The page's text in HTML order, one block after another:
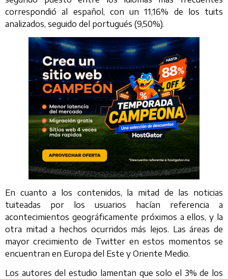
correspondió al español, con un 11,16% de los tuits
analizados, seguido del portugués (9,50%).
En cuanto a los contenidos, la mitad de las noticias
tuiteadas por los usuarios hacían referencia a
acontecimientos geográficamente próximos a ellos, y la
otra mitad a hechos ocurridos más lejos. Las áreas de
mayor crecimiento de Twitter en estos momentos se
encuentran en Europa del Este y Oriente Medio.
Los autores del estudio lamentan que solo el 3% de los